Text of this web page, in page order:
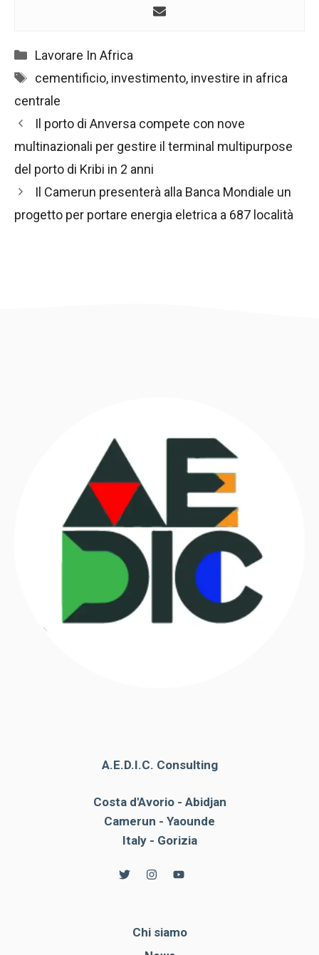
Categorie
Lavorare In Africa
Tag
cementificio, investimento, investire in africa
centrale
Navigazione
articolo
Il porto di Anversa compete con nove
multinazionali per gestire il terminal multipurpose
del porto di Kribi in 2 anni
Il Camerun presenterà alla Banca Mondiale un
progetto per portare energia eletrica a 687 località
A.E.D.I.C. Consulting
Costa d'Avorio - Abidjan
Camerun - Yaounde
Italy - Gorizia
Chi siamo